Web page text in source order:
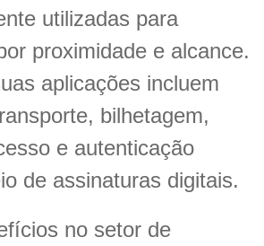
utilizadas para
proximidade e alcance.
aplicações incluem
bilhetagem,
e autenticação
de assinaturas digitais.
no setor de